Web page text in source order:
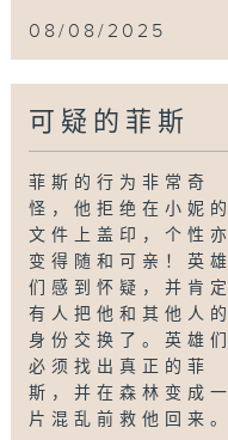
08/08/2025
可疑的菲斯
菲斯的行为非常奇
怪，他拒绝在小妮的
文件上盖印，个性亦
变得随和可亲！英雄
们感到怀疑，并肯定
有人把他和其他人的
身份交换了。英雄们
必须找出真正的菲
斯，并在森林变成一
片混乱前救他回来。